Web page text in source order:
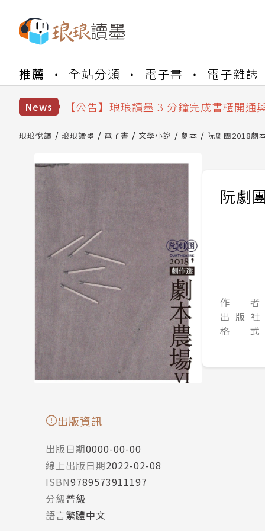
推薦 全站分類 電子書 電子雜誌
News
【公告】琅琅讀墨數位閱讀資產合併與
【公告】琅琅讀墨 3 分鐘完成書櫃開通
【公告】琅琅讀墨數位閱讀資產合併與書
琅琅悅讀 琅琅讀墨 電子書 文學小說 劇本 阮劇團2018劇
阮劇
作 者
出 版 社
格 式
出版資訊
出版日期0000-00-00
線上出版日期2022-02-08
ISBN9789573911197
分級普級
語言繁體中文